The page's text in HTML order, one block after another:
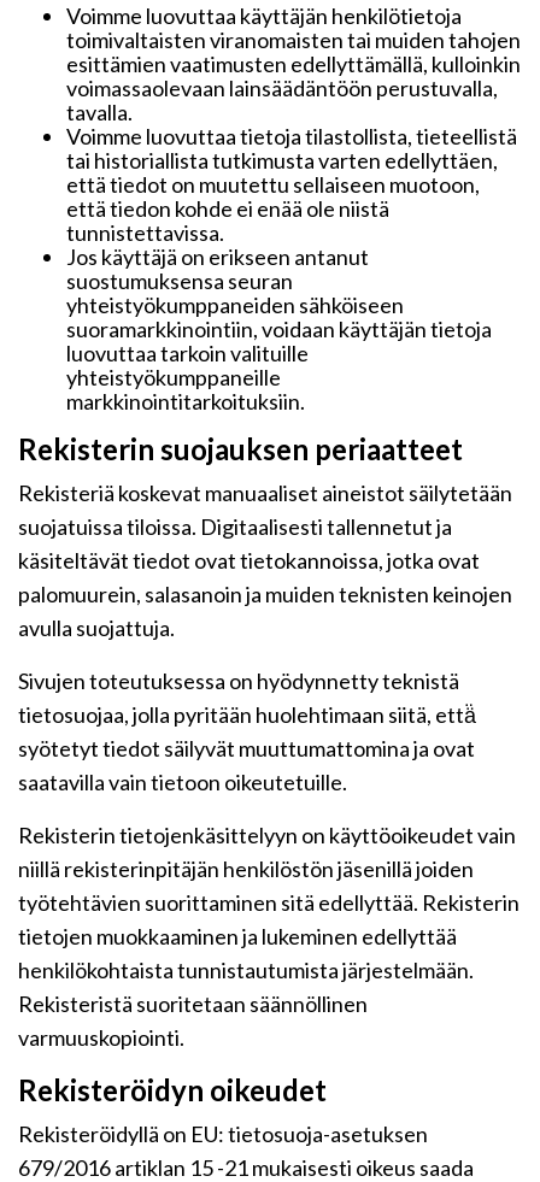
Voimme luovuttaa käyttäjän henkilötietoja
toimivaltaisten viranomaisten tai muiden tahojen
esittämien vaatimusten edellyttämällä, kulloinkin
voimassaolevaan lainsäädäntöön perustuvalla,
tavalla.
Voimme luovuttaa tietoja tilastollista, tieteellistä
tai historiallista tutkimusta varten edellyttäen,
että tiedot on muutettu sellaiseen muotoon,
että tiedon kohde ei enää ole niistä
tunnistettavissa.
Jos käyttäjä on erikseen antanut
suostumuksensa seuran
yhteistyökumppaneiden sähköiseen
suoramarkkinointiin, voidaan käyttäjän tietoja
luovuttaa tarkoin valituille
yhteistyökumppaneille
markkinointitarkoituksiin.
Rekisterin suojauksen periaatteet
Rekisteriä koskevat manuaaliset aineistot säilytetään
suojatuissa tiloissa. Digitaalisesti tallennetut ja
käsiteltävät tiedot ovat tietokannoissa, jotka ovat
palomuurein, salasanoin ja muiden teknisten keinojen
avulla suojattuja.
Sivujen toteutuksessa on hyödynnetty teknistä
tietosuojaa, jolla pyritään huolehtimaan siitä, että̈
syötetyt tiedot säilyvät muuttumattomina ja ovat
saatavilla vain tietoon oikeutetuille.
Rekisterin tietojenkäsittelyyn on käyttöoikeudet vain
niillä rekisterinpitäjän henkilöstön jäsenillä joiden
työtehtävien suorittaminen sitä edellyttää. Rekisterin
tietojen muokkaaminen ja lukeminen edellyttää
henkilökohtaista tunnistautumista järjestelmään.
Rekisteristä suoritetaan säännöllinen
varmuuskopiointi.
Rekisteröidyn oikeudet
Rekisteröidyllä on EU: tietosuoja-asetuksen
679/2016 artiklan 15 -21 mukaisesti oikeus saada